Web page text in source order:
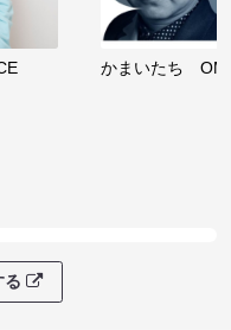
かまいたち
る